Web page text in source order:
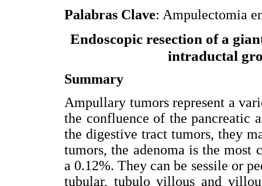
Palabras Clave: Ampulectomia
Endoscopic resection of a
intraductal
Summary
Ampullary tumors represent a
the confluence of the pancreatic
the digestive tract tumors, they
tumors, the adenoma is the most
a 0.12%. They can be sessile or
tubular, tubulo villous and